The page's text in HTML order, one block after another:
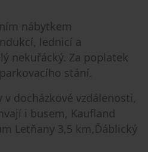
nábytkem
lednicí a
nekuřácký. Za poplatek
stání.
v docházkové vzdálenosti,
i busem, Kaufland
Letňany 3,5 km,Ďáblický